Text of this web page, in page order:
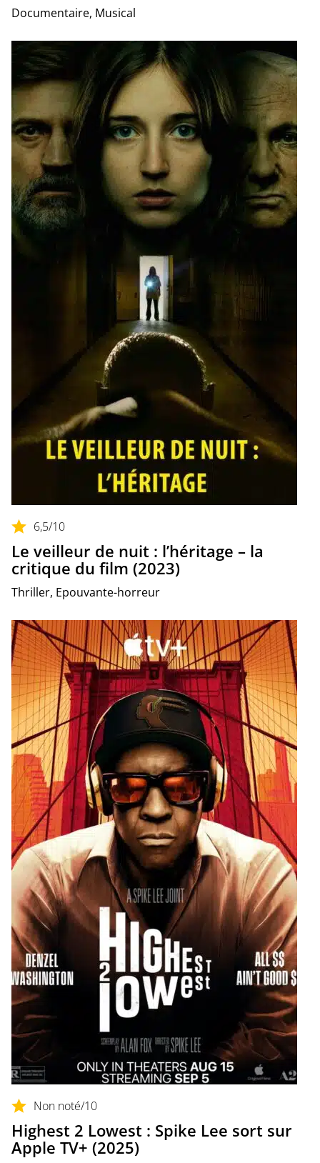
Documentaire, Musical
6,5/10
Le veilleur de nuit : l’héritage – la
critique du film (2023)
Thriller, Epouvante-horreur
Non noté/10
Highest 2 Lowest : Spike Lee sort sur
Apple TV+ (2025)